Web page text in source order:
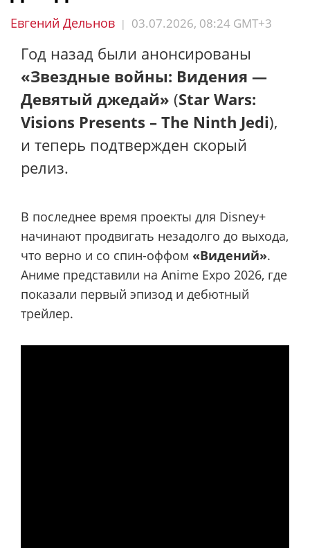
Евгений Дельнов | 03.07.2026, 08:24 GMT+3
Год назад были анонсированы
«Звездные войны: Видения —
Девятый джедай» (Star Wars:
Visions Presents – The Ninth Jedi),
и теперь подтвержден скорый
релиз.
В последнее время проекты для Disney+
начинают продвигать незадолго до выхода,
что верно и со спин-оффом «Видений».
Аниме представили на Anime Expo 2026, где
показали первый эпизод и дебютный
трейлер.